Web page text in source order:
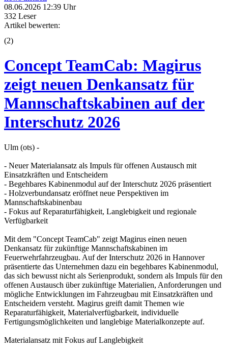
08.06.2026 12:39 Uhr
332 Leser
Artikel bewerten:
(2)
Concept TeamCab: Magirus
zeigt neuen Denkansatz für
Mannschaftskabinen auf der
Interschutz 2026
Ulm (ots) -
- Neuer Materialansatz als Impuls für offenen Austausch mit
Einsatzkräften und Entscheidern
- Begehbares Kabinenmodul auf der Interschutz 2026 präsentiert
- Holzverbundansatz eröffnet neue Perspektiven im
Mannschaftskabinenbau
- Fokus auf Reparaturfähigkeit, Langlebigkeit und regionale
Verfügbarkeit
Mit dem "Concept TeamCab" zeigt Magirus einen neuen
Denkansatz für zukünftige Mannschaftskabinen im
Feuerwehrfahrzeugbau. Auf der Interschutz 2026 in Hannover
präsentierte das Unternehmen dazu ein begehbares Kabinenmodul,
das sich bewusst nicht als Serienprodukt, sondern als Impuls für den
offenen Austausch über zukünftige Materialien, Anforderungen und
mögliche Entwicklungen im Fahrzeugbau mit Einsatzkräften und
Entscheidern versteht. Magirus greift damit Themen wie
Reparaturfähigkeit, Materialverfügbarkeit, individuelle
Fertigungsmöglichkeiten und langlebige Materialkonzepte auf.
Materialansatz mit Fokus auf Langlebigkeit